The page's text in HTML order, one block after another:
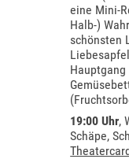
eine Mini-
Halb-)
schönsten
19:00 Uhr,
Schäpe,